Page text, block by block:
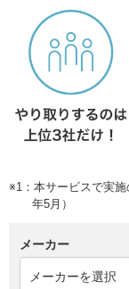
※1：本サービスで実
年5月）
メーカー